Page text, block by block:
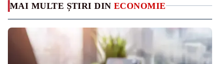
MAI MULTE ȘTIRI DIN ECONOMIE